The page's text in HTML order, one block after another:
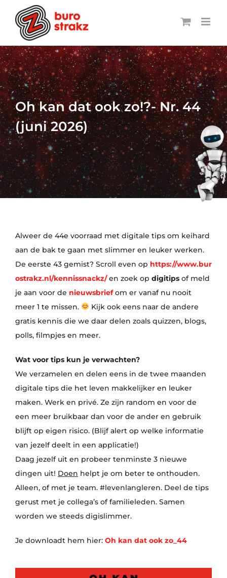
naar
inhoud
Oh kan dat ook zo!?- Nr. 44
(juni 2026)
Alweer de 44e voorraad met digitale tips om keihard
aan de bak te gaan met slimmer en leuker werken.
De eerste 43 gemist? Scroll even op https://www.bur
ostrakz.nl/kennissnackz/en zoek op digitipsof meld
je aan voor de nieuwsbriefom er vanaf nu nooit
meer 1 te missen.
Kijk ook eens naar de andere
gratis kennis die we daar delen zoals quizzen, blogs,
polls, filmpjes en meer.
Wat voor tips kun je verwachten?
We verzamelen en delen eens in de twee maanden
digitale tips die het leven makkelijker en leuker
maken. Werk en privé. Ze zijn random en voor de
een meer bruikbaar dan voor de ander en gebruik
blijft op eigen risico. (Blijf alert op welke informatie
van jezelf deelt in een applicatie!)
Daag jezelf uit en probeer tenminste 3 nieuwe
dingen uit! Doen helpt je om beter te onthouden.
Alleen, of met je team. #levenlangleren. Deel de tips
gerust met je collega’s of familieleden. Samen
worden we steeds digislimmer.
Je downloadt hem hier: Oh kan dat ook zo_44